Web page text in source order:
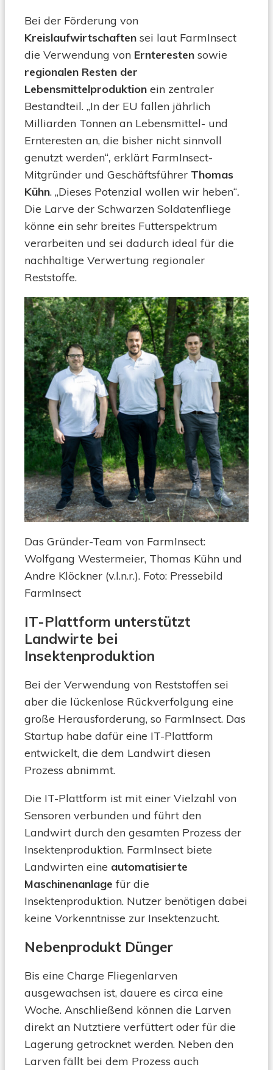
Bei der Förderung von
Kreislaufwirtschaften sei laut FarmInsect
die Verwendung von Ernteresten sowie
regionalen Resten der
Lebensmittelproduktion ein zentraler
Bestandteil. „In der EU fallen jährlich
Milliarden Tonnen an Lebensmittel- und
Ernteresten an, die bisher nicht sinnvoll
genutzt werden“, erklärt FarmInsect-
Mitgründer und Geschäftsführer Thomas
Kühn. „Dieses Potenzial wollen wir heben“.
Die Larve der Schwarzen Soldatenfliege
könne ein sehr breites Futterspektrum
verarbeiten und sei dadurch ideal für die
nachhaltige Verwertung regionaler
Reststoffe.
Das Gründer-Team von FarmInsect:
Wolfgang Westermeier, Thomas Kühn und
Andre Klöckner (v.l.n.r.). Foto: Pressebild
FarmInsect
IT-Plattform unterstützt
Landwirte bei
Insektenproduktion
Bei der Verwendung von Reststoffen sei
aber die lückenlose Rückverfolgung eine
große Herausforderung, so FarmInsect. Das
Startup habe dafür eine IT-Plattform
entwickelt, die dem Landwirt diesen
Prozess abnimmt.
Die IT-Plattform ist mit einer Vielzahl von
Sensoren verbunden und führt den
Landwirt durch den gesamten Prozess der
Insektenproduktion. FarmInsect biete
Landwirten eine automatisierte
Maschinenanlage für die
Insektenproduktion. Nutzer benötigen dabei
keine Vorkenntnisse zur Insektenzucht.
Nebenprodukt Dünger
Bis eine Charge Fliegenlarven
ausgewachsen ist, dauere es circa eine
Woche. Anschließend können die Larven
direkt an Nutztiere verfüttert oder für die
Lagerung getrocknet werden. Neben den
Larven fällt bei dem Prozess auch